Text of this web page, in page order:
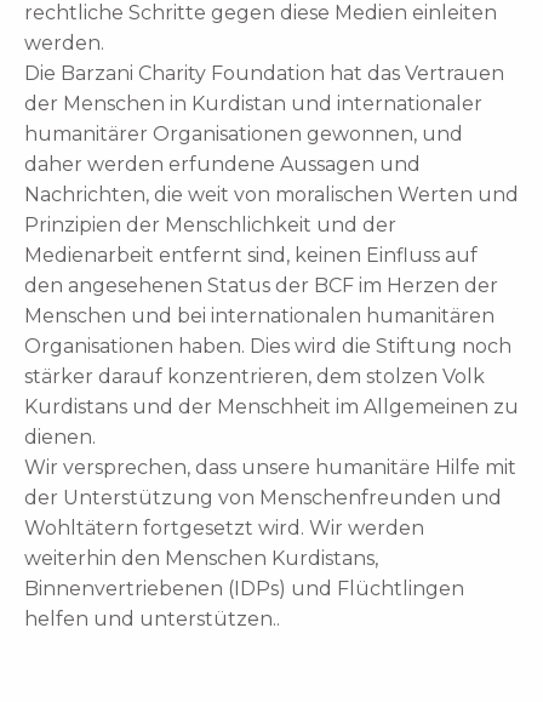
rechtliche Schritte gegen diese Medien einleiten
werden.
Die Barzani Charity Foundation hat das Vertrauen
der Menschen in Kurdistan und internationaler
humanitärer Organisationen gewonnen, und
daher werden erfundene Aussagen und
Nachrichten, die weit von moralischen Werten und
Prinzipien der Menschlichkeit und der
Medienarbeit entfernt sind, keinen Einfluss auf
den angesehenen Status der BCF im Herzen der
Menschen und bei internationalen humanitären
Organisationen haben. Dies wird die Stiftung noch
stärker darauf konzentrieren, dem stolzen Volk
Kurdistans und der Menschheit im Allgemeinen zu
dienen.
Wir versprechen, dass unsere humanitäre Hilfe mit
der Unterstützung von Menschenfreunden und
Wohltätern fortgesetzt wird. Wir werden
weiterhin den Menschen Kurdistans,
Binnenvertriebenen (IDPs) und Flüchtlingen
helfen und unterstützen..